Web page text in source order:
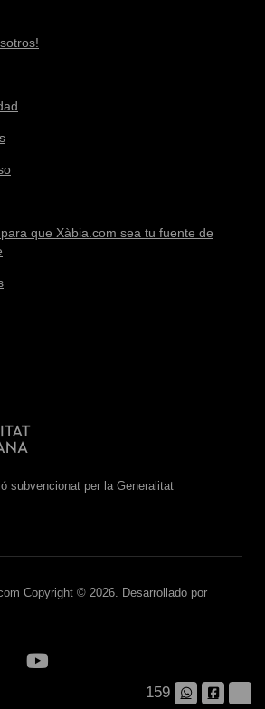
que Xàbia.com sea tu fuente de
subvencionat per la Generalitat
Copyright © 2026. Desarrollado por
159